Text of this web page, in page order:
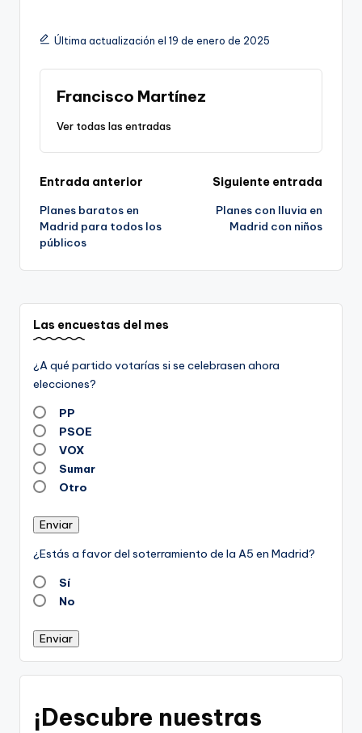
Última actualización el 19 de enero de 2025
Francisco Martínez
Ver todas las entradas
Navegación
de
entradas
Entrada anterior
Planes baratos en
Madrid para todos los
públicos
Siguiente entrada
Planes con lluvia en
Madrid con niños
Las encuestas del mes
¿A qué partido votarías si se celebrasen ahora
elecciones?
PP
PSOE
VOX
Sumar
Otro
Enviar
¿Estás a favor del soterramiento de la A5 en Madrid?
Sí
No
Enviar
¡Descubre nuestras